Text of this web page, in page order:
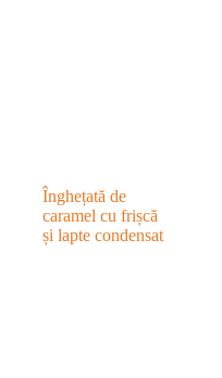
Înghețată de
caramel cu frișcă
și lapte condensat